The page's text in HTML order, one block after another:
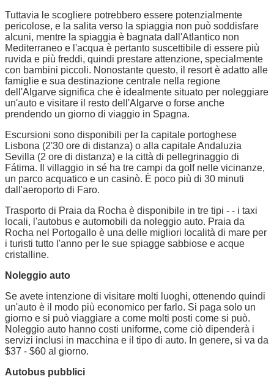
Tuttavia le scogliere potrebbero essere potenzialmente
pericolose, e la salita verso la spiaggia non può soddisfare
alcuni, mentre la spiaggia è bagnata dall'Atlantico non
Mediterraneo e l'acqua è pertanto suscettibile di essere più
ruvida e più freddi, quindi prestare attenzione, specialmente
con bambini piccoli. Nonostante questo, il resort è adatto alle
famiglie e sua destinazione centrale nella regione
dell'Algarve significa che è idealmente situato per noleggiare
un'auto e visitare il resto dell'Algarve o forse anche
prendendo un giorno di viaggio in Spagna.
Escursioni sono disponibili per la capitale portoghese
Lisbona (2'30 ore di distanza) o alla capitale Andaluzia
Sevilla (2 ore di distanza) e la città di pellegrinaggio di
Fátima. Il villaggio in sé ha tre campi da golf nelle vicinanze,
un parco acquatico e un casinò. È poco più di 30 minuti
dall'aeroporto di Faro.
Trasporto di Praia da Rocha è disponibile in tre tipi - - i taxi
locali, l'autobus e automobili da noleggio auto. Praia da
Rocha nel Portogallo è una delle migliori località di mare per
i turisti tutto l'anno per le sue spiagge sabbiose e acque
cristalline.
Noleggio auto
Se avete intenzione di visitare molti luoghi, ottenendo quindi
un'auto è il modo più economico per farlo. Si paga solo un
giorno e si può viaggiare a come molti posti come si può.
Noleggio auto hanno costi uniforme, come ciò dipenderà i
servizi inclusi in macchina e il tipo di auto. In genere, si va da
$37 - $60 al giorno.
Autobus pubblici